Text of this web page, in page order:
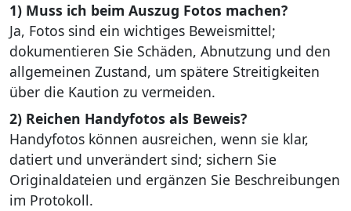
1) Muss ich beim Auszug Fotos machen?
Ja, Fotos sind ein wichtiges Beweismittel;
dokumentieren Sie Schäden, Abnutzung und den
allgemeinen Zustand, um spätere Streitigkeiten
über die Kaution zu vermeiden.
2) Reichen Handyfotos als Beweis?
Handyfotos können ausreichen, wenn sie klar,
datiert und unverändert sind; sichern Sie
Originaldateien und ergänzen Sie Beschreibungen
im Protokoll.